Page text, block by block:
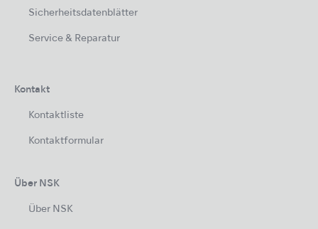
Sicherheitsdatenblätter
Service & Reparatur
Kontakt
Kontaktliste
Kontaktformular
Über NSK
Über NSK